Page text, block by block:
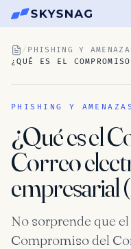
/ PHISHING Y
¿QUÉ ES EL
PHISHING Y
¿Qué es el
Correo
empresarial
No sorprende que
Compromiso del